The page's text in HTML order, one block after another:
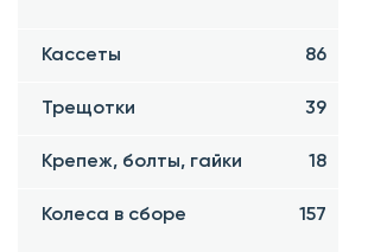
Кассеты 86
Трещотки 39
Крепеж, болты, гайки 18
Колеса в сборе 157